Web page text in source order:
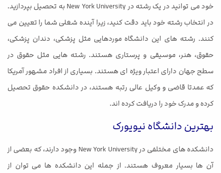
خود می توانید در یک رشته در New York University به تحصیل بپردازید.
در انتخاب رشته خود باید دقت کنید، زیرا آینده شغلی شما را تعیین می
کنند. رشته های این دانشگاه موردهایی مثل پزشکی، دندان پزشکی،
حقوق، هنر، موسیقی و پرستاری هستند. رشته هایی مثل حقوق در
سطح جهان دارای اعتبار ویژه ای هستند. بسیاری از افراد مشهور آمریکا
که عمدتا قاضی و وکیل عالی رتبه هستند، در دانشکده حقوق تحصیل
کرده و مدرک خود را دریافت کرده اند.
بهترین دانشگاه نیویورک
دانشکده های مختلفی در New York University وجود دارند، که بعضی از
آن ها بسیار معروف هستند. از جمله این دانشکده ها می توان از